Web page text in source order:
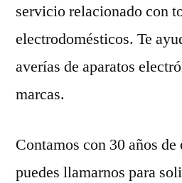
servicio relacionado con
electrodomésticos. Te
averías de aparatos
marcas.
Contamos con 30 años
puedes llamarnos para